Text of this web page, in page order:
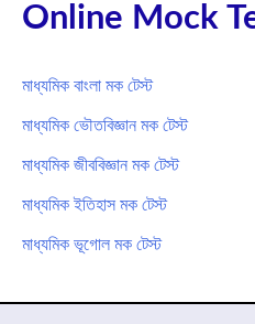
Online Mock
মাধ্যমিক বাংলা মক টেস্ট
মাধ্যমিক ভৌতবিজ্ঞান মক টেস্ট
মাধ্যমিক জীববিজ্ঞান মক টেস্ট
মাধ্যমিক ইতিহাস মক টেস্ট
মাধ্যমিক ভূগোল মক টেস্ট